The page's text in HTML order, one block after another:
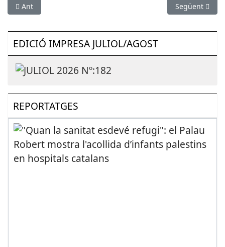
Article anterior: POLÍTICA: Joan Carles Martínez, candidat del
Ant Article
Següent
EDICIÓ IMPRESA JULIOL/AGOST
REPORTATGES